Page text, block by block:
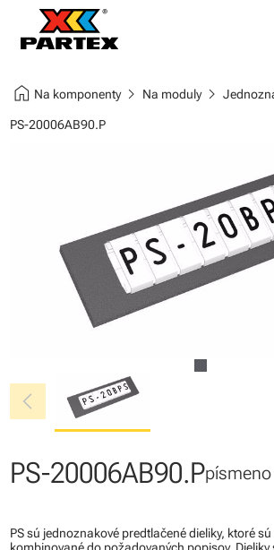
home Na komponentychevron_right Na modulychevron_right
PS-20006AB90.P
chevron_left
PS-20006AB90.Ppísmeno
PS sú jednoznakové predtlačené dieliky, ktoré